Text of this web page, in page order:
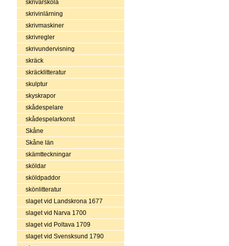
skrivarskola
skrivinlärning
skrivmaskiner
skrivregler
skrivundervisning
skräck
skräcklitteratur
skulptur
skyskrapor
skådespelare
skådespelarkonst
Skåne
Skåne län
skämtteckningar
sköldar
sköldpaddor
skönlitteratur
slaget vid Landskrona 1677
slaget vid Narva 1700
slaget vid Poltava 1709
slaget vid Svensksund 1790